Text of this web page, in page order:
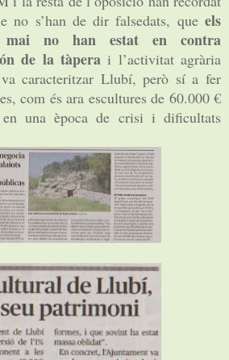
no s’han de dir falsedats, que els
mai no han estat en contra
de la tàperai l’activitat agrària
caracteritzar Llubí, però sí a fer
com és ara escultures de 60.000 €
una època de crisi i dificultats